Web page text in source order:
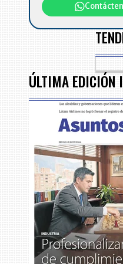
ÚLTIMA EDICIÓN